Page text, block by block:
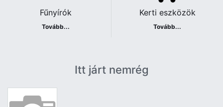
Fűnyírók
Tovább...
Kerti eszközök
Tovább...
Itt járt nemrég